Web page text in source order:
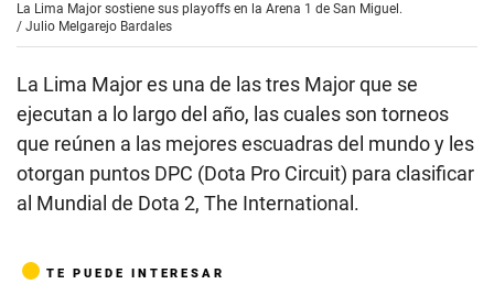
La Lima Major sostiene sus playoffs en la Arena 1 de San Miguel.
/ Julio Melgarejo Bardales
La Lima Major es una de las tres Major que se
ejecutan a lo largo del año, las cuales son torneos
que reúnen a las mejores escuadras del mundo y les
otorgan puntos DPC (Dota Pro Circuit) para clasificar
al Mundial de Dota 2, The International.
TE PUEDE INTERESAR